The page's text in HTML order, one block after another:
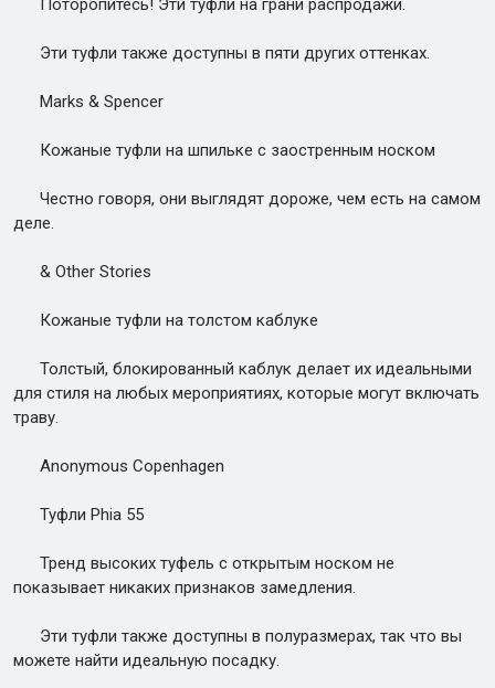
Поторопитесь! Эти туфли на грани распродажи.
Эти туфли также доступны в пяти других оттенках.
Marks & Spencer
Кожаные туфли на шпильке с заостренным носком
Честно говоря, они выглядят дороже, чем есть на самом
деле.
& Other Stories
Кожаные туфли на толстом каблуке
Толстый, блокированный каблук делает их идеальными
для стиля на любых мероприятиях, которые могут включать
траву.
Anonymous Copenhagen
Туфли Phia 55
Тренд высоких туфель с открытым носком не
показывает никаких признаков замедления.
Эти туфли также доступны в полуразмерах, так что вы
можете найти идеальную посадку.